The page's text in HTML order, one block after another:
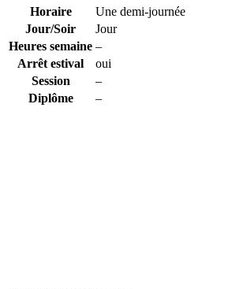
Horaire
Une demi-journée
Jour/Soir
Jour
Heures semaine –
Arrêt estival
oui
Session
–
Diplôme
–